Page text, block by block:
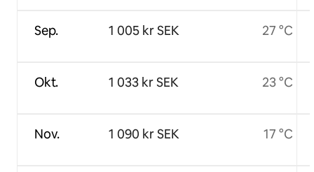
Sep.
Okt.
Nov.
1 005 kr SEK
1 033 kr SEK
1 090 kr SEK
27 °C
23 °C
17 °C